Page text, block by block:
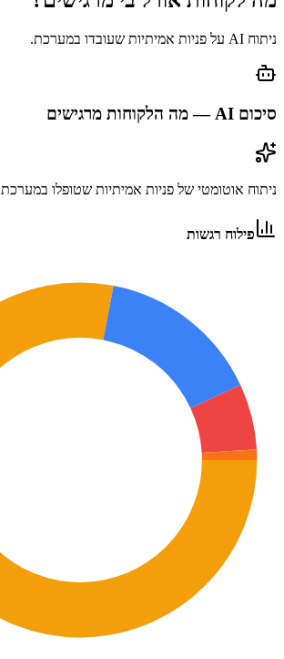
ניתוח AI על פניות אמיתיות שעובדו במערכת.
סיכום AI — מה הלקוחות מרגישים
ניתוח אוטומטי של פניות אמיתיות שטופלו במערכת
פילוח רגשות